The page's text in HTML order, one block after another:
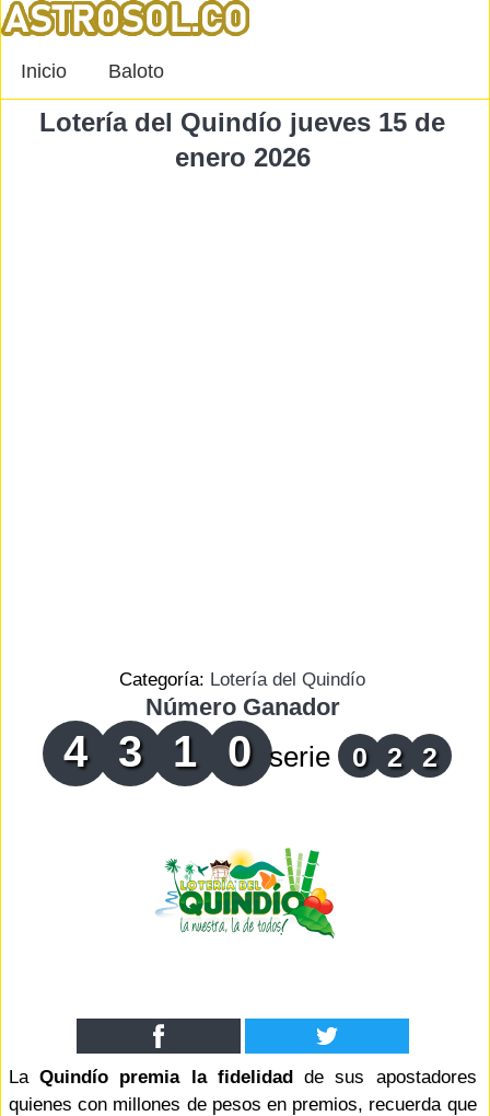
Inicio Baloto
Lotería del Quindío jueves 15 de
enero 2026
Categoría: Lotería del Quindío
Número Ganador
4 3 1 0 serie 0 2 2
LaQuindío premia la fidelidadde sus apostadores
quienes con millones de pesos en premios, recuerda que